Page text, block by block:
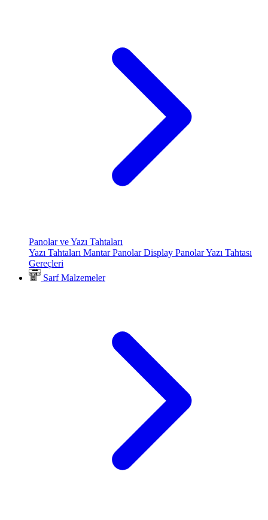
Panolar ve Yazı Tahtaları
Yazı Tahtaları Mantar PanolarDisplay PanolarYazı Tahtası
Gereçleri
Sarf Malzemeler